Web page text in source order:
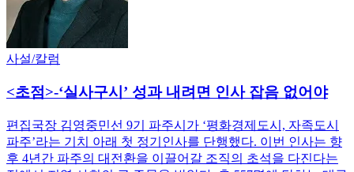
사설/칼럼
<초점>-‘실사구시’ 성과 내려면 인사 잡음 없어야
편집국장 김영중민선 9기 파주시가 ‘평화경제도시, 자족도시
파주’라는 기치 아래 첫 정기인사를 단행했다. 이번 인사는 향
후 4년간 파주의 대전환을 이끌어갈 조직의 초석을 다진다는